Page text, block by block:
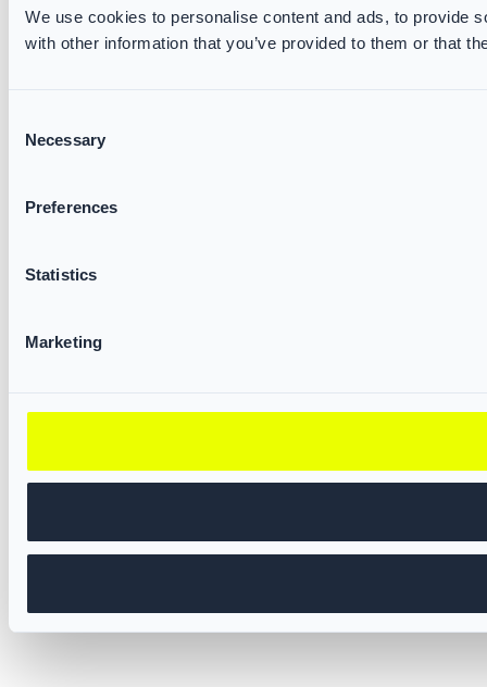
We use cookies to personalise content and ads, to provide
with other information that you’ve provided to them or that
Selection
Necessary
Preferences
Statistics
Marketing